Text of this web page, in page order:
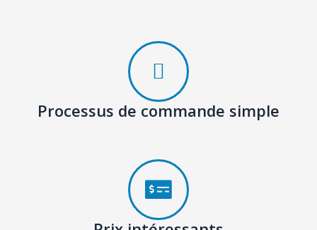
Processus de commande simple